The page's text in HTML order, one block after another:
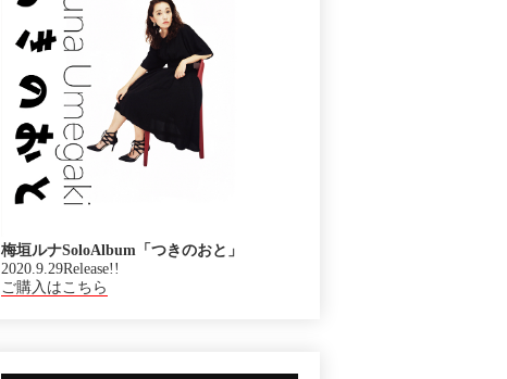
梅垣ルナSoloAlbum「つきのおと」
2020.9.29Release!!
ご購入はこちら